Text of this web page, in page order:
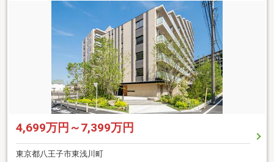
4,699万円～7,399万円
東京都八王子市東浅川町